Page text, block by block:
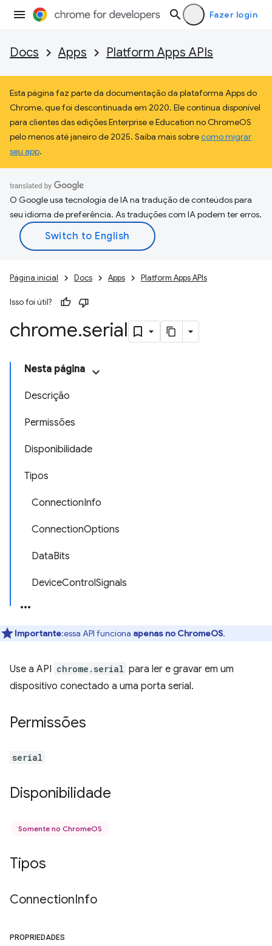
Fazer login
Docs Apps Platform Apps APIs
Esta página faz parte da documentação da plataforma Apps do
Chrome, que foi descontinuada em 2020. Ele continua disponível
para clientes das edições Enterprise e Education no ChromeOS
pelo menos até janeiro de 2025. Saiba mais sobrecomo migrar
seu app.
O Google usa tecnologia de IA na tradução de conteúdos para
seu idioma de preferência. As traduções com IA podem ter erros.
Página inicial Docs Apps Platform Apps APIs
Isso foi útil?
chrome.serial
Nesta página
Descrição
Permissões
Disponibilidade
Tipos
ConnectionInfo
ConnectionOptions
DataBits
DeviceControlSignals
Importante:essa API funciona apenas no ChromeOS.
Use a API chrome.serial para ler e gravar em um
dispositivo conectado a uma porta serial.
Permissões
serial
Disponibilidade
Somente no ChromeOS
Tipos
ConnectionInfo
PROPRIEDADES